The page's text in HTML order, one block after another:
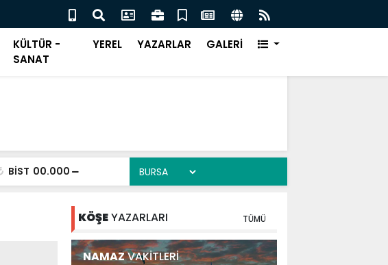
OSMANGAZİDE DEV ADIM ON DÖRT NOKTADA BÜYÜK DÖNÜŞÜM
BAŞLADI
KÜLTÜR -
SANAT
YEREL YAZARLAR GALERİ
BİST 00.000
KÖŞEYAZARLARI TÜMÜ
NAMAZVAKİTLERİ